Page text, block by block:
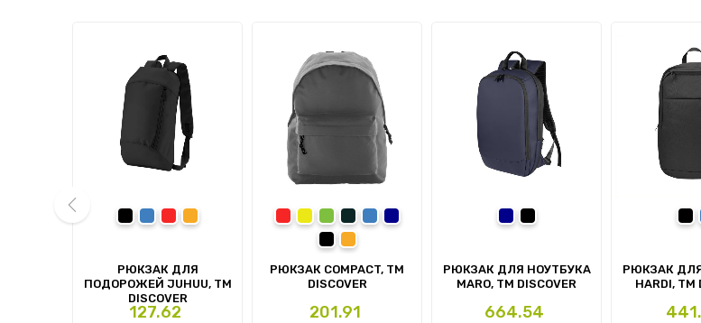
РЮКЗАК ДЛЯ
ПОДОРОЖЕЙ JUHUU, ТМ
DISCOVER
Ціна
127.62
РЮКЗАК COMPACT, TM
DISCOVER
Ціна
201.91
РЮКЗАК ДЛЯ НОУТБУКА
MARO, ТМ DISCOVER
Ціна
664.54
РЮКЗАК
HARDI, TM
Ціна